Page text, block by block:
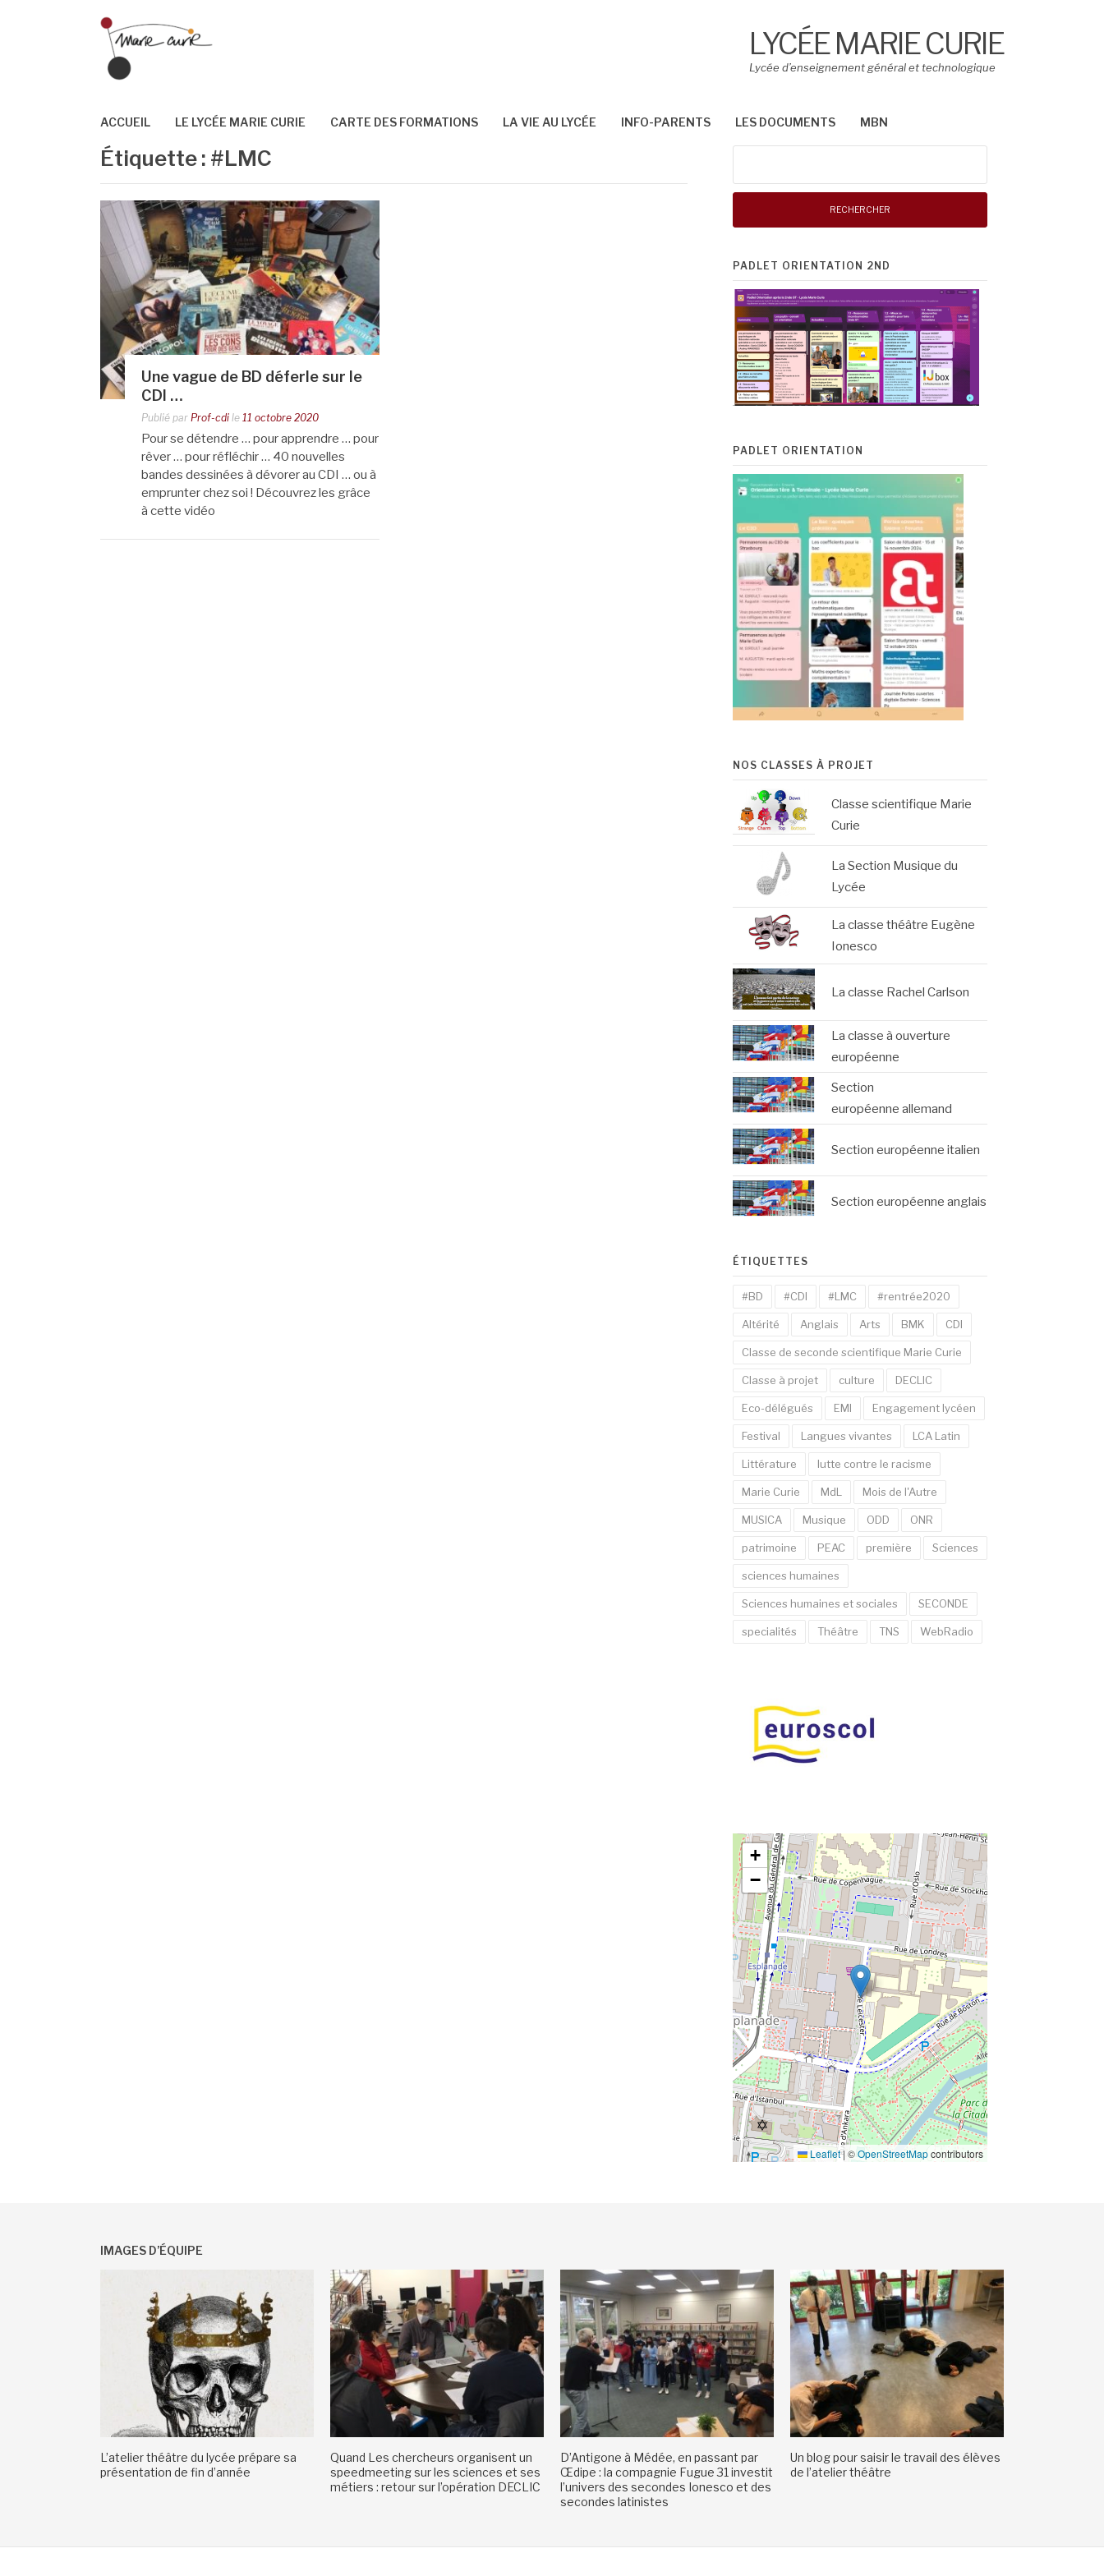
LYCÉE MARIE CURIE
Lycée d’enseignement général et technologique
ACCUEIL LE LYCÉE MARIE CURIE CARTE DES FORMATIONS LA VIE AU LYCÉE INFO-PARENTS LES DOCUMENTS MBN
Étiquette : #LMC
Une vague de BD déferle sur le
CDI …
Publié par Prof-cdi le 11 octobre 2020
Pour se détendre … pour apprendre … pour
rêver … pour réfléchir … 40 nouvelles
bandes dessinées à dévorer au CDI … ou à
emprunter chez soi ! Découvrez les grâce
à cette vidéo
PADLET ORIENTATION 2ND
PADLET ORIENTATION
NOS CLASSES À PROJET
Classe scientifique Marie
Curie
La Section Musique du
Lycée
La classe théâtre Eugène
Ionesco
La classe Rachel Carlson
La classe à ouverture
européenne
Section
européenne allemand
Section européenne italien
Section européenne anglais
ÉTIQUETTES
#BD #CDI #LMC #rentrée2020
Altérité Anglais Arts BMK CDI
Classe de seconde scientifique Marie Curie
Classe à projet culture DECLIC
Eco-délégués EMI Engagement lycéen
Festival Langues vivantes LCA Latin
Littérature lutte contre le racisme
Marie Curie MdL Mois de l'Autre
MUSICA Musique ODD ONR
patrimoine PEAC première Sciences
sciences humaines
Sciences humaines et sociales SECONDE
specialités Théâtre TNS WebRadio
+
−
Leaflet| ©OpenStreetMapcontributors
IMAGES D’ÉQUIPE
L’atelier théâtre du lycée prépare sa
présentation de fin d’année
Quand Les chercheurs organisent un
speedmeeting sur les sciences et ses
métiers : retour sur l’opération DECLIC
D’Antigone à Médée, en passant par
Œdipe : la compagnie Fugue 31 investit
l’univers des secondes Ionesco et des
secondes latinistes
Un blog pour saisir le travail des élèves
de l’atelier théâtre